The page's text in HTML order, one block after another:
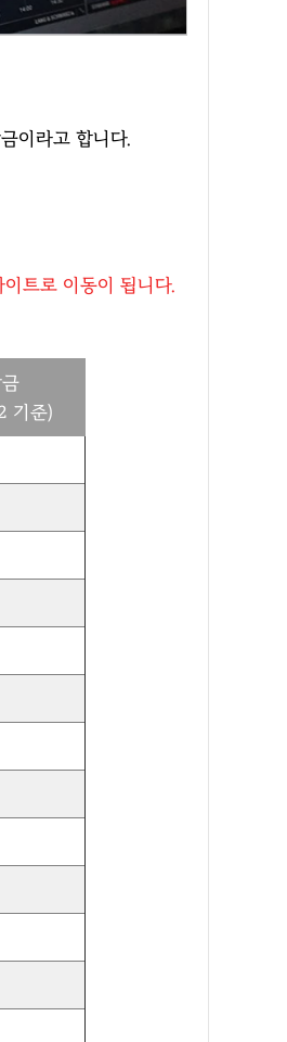
이라고 합니다.
트로 이동이 됩니다.
기준)